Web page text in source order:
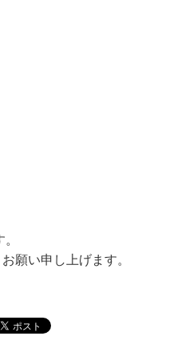
願い申し上げます。